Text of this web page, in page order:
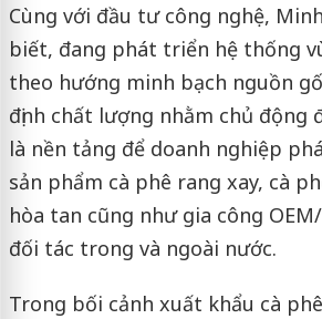
Cùng với đầu tư công nghệ,
biết, đang phát triển hệ thống
theo hướng minh bạch nguồn
định chất lượng nhằm chủ động
là nền tảng để doanh nghiệp
sản phẩm cà phê rang xay, cà
hòa tan cũng như gia công
đối tác trong và ngoài nước.
Trong bối cảnh xuất khẩu cà